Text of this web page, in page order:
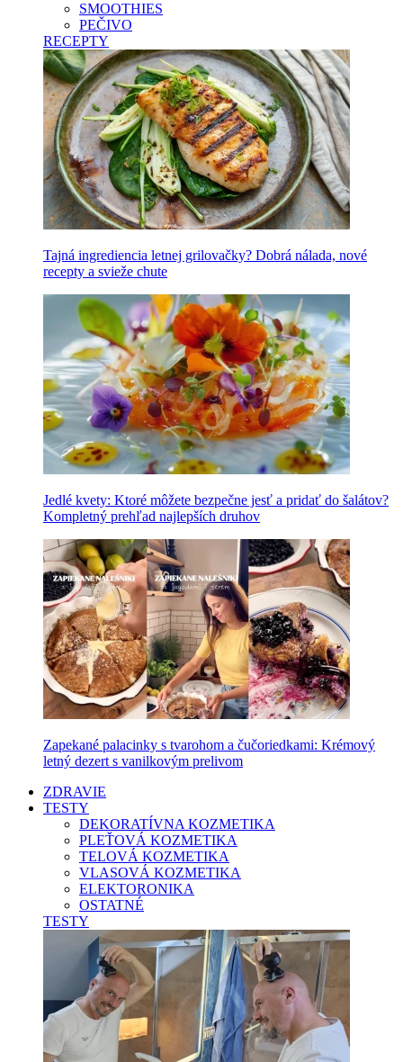
SMOOTHIES
PEČIVO
RECEPTY
Tajná ingrediencia letnej grilovačky? Dobrá nálada, nové
recepty a svieže chute
Jedlé kvety: Ktoré môžete bezpečne jesť a pridať do šalátov?
Kompletný prehľad najlepších druhov
Zapekané palacinky s tvarohom a čučoriedkami: Krémový
letný dezert s vanilkovým prelivom
ZDRAVIE
TESTY
DEKORATÍVNA KOZMETIKA
PLEŤOVÁ KOZMETIKA
TELOVÁ KOZMETIKA
VLASOVÁ KOZMETIKA
ELEKTORONIKA
OSTATNÉ
TESTY